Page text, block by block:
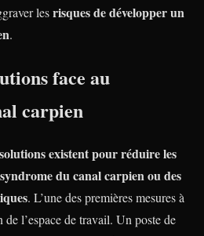
lesrisques de développer un
.
face au
carpien
existent pour réduire les
du canal carpien ou des
. L’une des premières mesures à
l’espace de travail. Un poste de